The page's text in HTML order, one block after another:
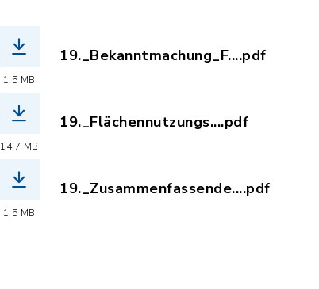
1,5 MB
19._Bekanntmachung_F....pdf
14,7 MB
19._Flächennutzungs....pdf
1,5 MB
19._Zusammenfassende....pdf